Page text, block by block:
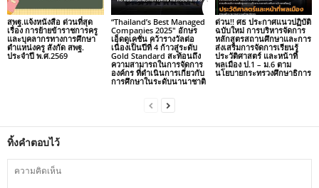
สพฐ.แจ้งหนังสือ ด่วนที่สุด
เรื่อง การย้ายข้าราชการครู
และบุคลากรทางการศึกษา
ตำแหน่งครู สังกัด สพฐ.
ประจำปี พ.ศ.2569
“Thailand’s Best Managed
Companies 2025″ อักษร
เอ็ดดูเคชั่น คว้ารางวัลต่อ
เนื่องเป็นปีที่ 4 ก้าวสู่ระดับ
Gold Standard สะท้อนถึง
ความสามารถในการจัดการ
องค์กร ที่ดำเนินการเกี่ยวกับ
การศึกษาในระดับนานาชาติ
ด่วน!! ศธ ประกาศแนวปฏิบัติ
ฉบับใหม่ การบริหารจัดการ
หลักสูตรสถานศึกษาและการ
ส่งเสริมการจัดการเรียนรู้
ประวัติศาสตร์ และหน้าที่
พลเมือง ป.1 – ม.6 ตาม
นโยบายกระทรวงศึกษาธิการ
ทิ้งคำตอบไว้